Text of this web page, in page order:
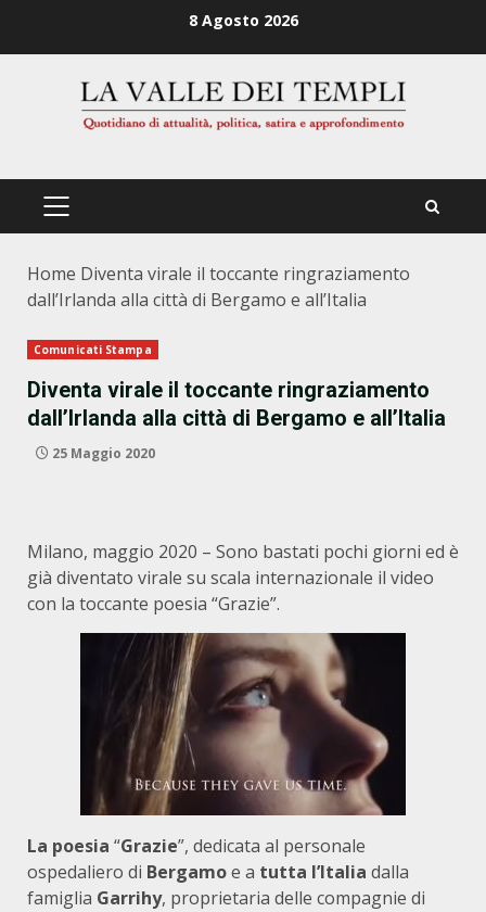
8 Agosto 2026
PRIMÄRES
Home Diventa virale il toccante ringraziamento
dall’Irlanda alla città di Bergamo e all’Italia
Comunicati Stampa
Diventa virale il toccante ringraziamento
dall’Irlanda alla città di Bergamo e all’Italia
25 Maggio 2020
Milano, maggio 2020 – Sono bastati pochi giorni ed è
già diventato virale su scala internazionale il video
con la toccante poesia “Grazie”.
La poesia “Grazie”, dedicata al personale
ospedaliero di Bergamoe a tutta l’Italia dalla
famiglia Garrihy, proprietaria delle compagnie di